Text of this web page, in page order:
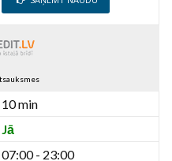
10 min
Jā
07:00 - 23:00